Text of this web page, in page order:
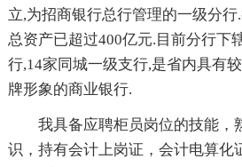
立,为招商银行总行管理的一级分
总资产已超过400亿元.目前分行下
行,14家同城一级支行,是省内具有
牌形象的商业银行.
我具备应聘柜员岗位的技能，
识，持有会计上岗证，会计电算化